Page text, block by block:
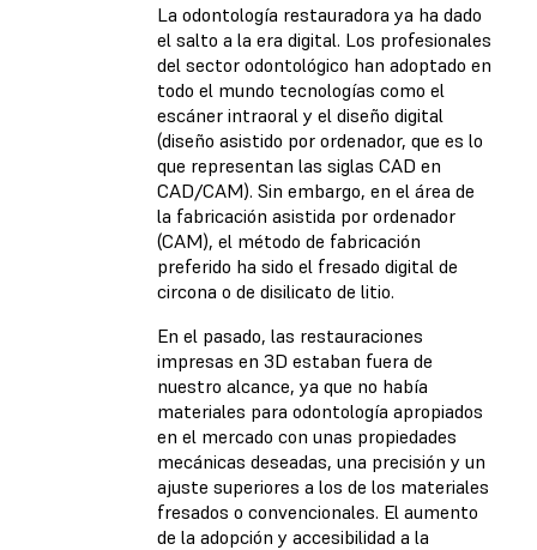
La odontología restauradora ya ha dado
el salto a la era digital. Los profesionales
del sector odontológico han adoptado en
todo el mundo tecnologías como el
escáner intraoral y el diseño digital
(diseño asistido por ordenador, que es lo
que representan las siglas CAD en
CAD/CAM). Sin embargo, en el área de
la fabricación asistida por ordenador
(CAM), el método de fabricación
preferido ha sido el fresado digital de
circona o de disilicato de litio.
En el pasado, las restauraciones
impresas en 3D estaban fuera de
nuestro alcance, ya que no había
materiales para odontología apropiados
en el mercado con unas propiedades
mecánicas deseadas, una precisión y un
ajuste superiores a los de los materiales
fresados o convencionales. El aumento
de la adopción y accesibilidad a la